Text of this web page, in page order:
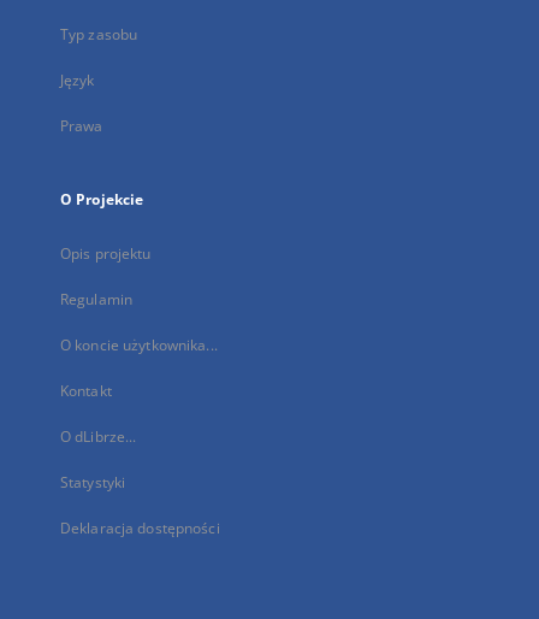
Typ zasobu
Język
Prawa
O Projekcie
Opis projektu
Regulamin
O koncie użytkownika...
Kontakt
O dLibrze...
Statystyki
Deklaracja dostępności